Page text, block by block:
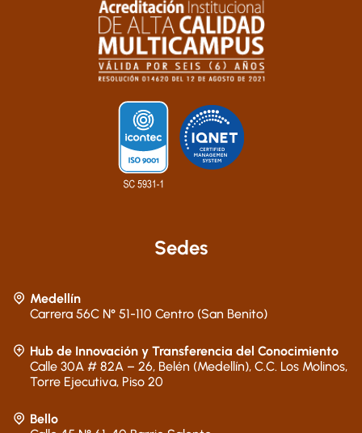
Sedes
Medellín
Carrera 56C N° 51-110 Centro (San Benito)
Hub de Innovación y Transferencia del Conocimiento
Calle 30A # 82A – 26, Belén (Medellín), C.C. Los Molinos,
Torre Ejecutiva, Piso 20
Bello